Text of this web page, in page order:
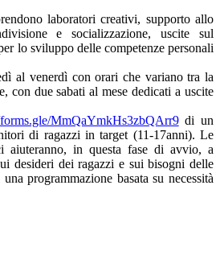
laboratori creativi, supporto allo
e socializzazione, uscite sul
lo sviluppo delle competenze personali
al venerdì con orari che variano tra la
con due sabati al mese dedicati a uscite
MmQaYmkHs3zbQArr9di un
di ragazzi in target (11-17anni). Le
aiuteranno, in questa fase di avvio, a
desideri dei ragazzi e sui bisogni delle
programmazione basata su necessità